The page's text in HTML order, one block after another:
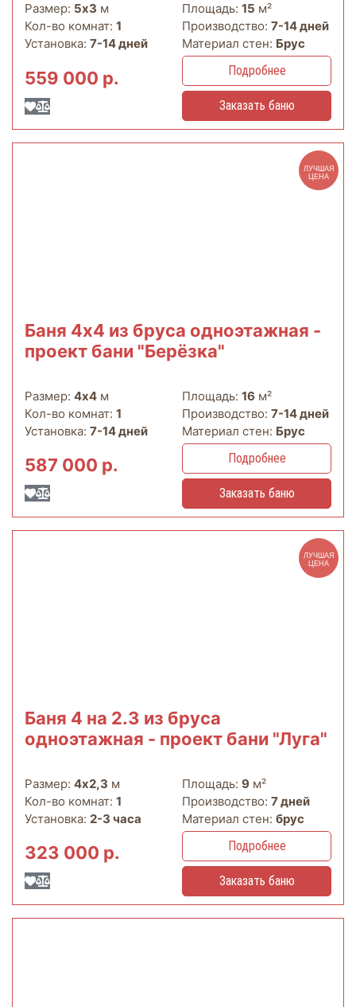
Размер: 5х3 м Площадь: 15 м²
Кол-во комнат: 1 Производство: 7-14 дней
Установка: 7-14 дней Материал стен: Брус
559 000 р. Подробнее
Заказать баню
ЛУЧШАЯ
ЦЕНА
Баня 4х4 из бруса одноэтажная -
проект бани "Берёзка"
Размер: 4х4 м Площадь: 16 м²
Кол-во комнат: 1 Производство: 7-14 дней
Установка: 7-14 дней Материал стен: Брус
587 000 р. Подробнее
Заказать баню
ЛУЧШАЯ
ЦЕНА
Баня 4 на 2.3 из бруса
одноэтажная - проект бани "Луга"
Размер: 4х2,3 м Площадь: 9 м²
Кол-во комнат: 1 Производство: 7 дней
Установка: 2-3 часа Материал стен: брус
323 000 р. Подробнее
Заказать баню